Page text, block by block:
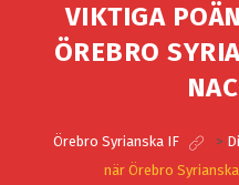
VIKTIGA
ÖREBRO
Örebro Syrianska IF >
när Örebro